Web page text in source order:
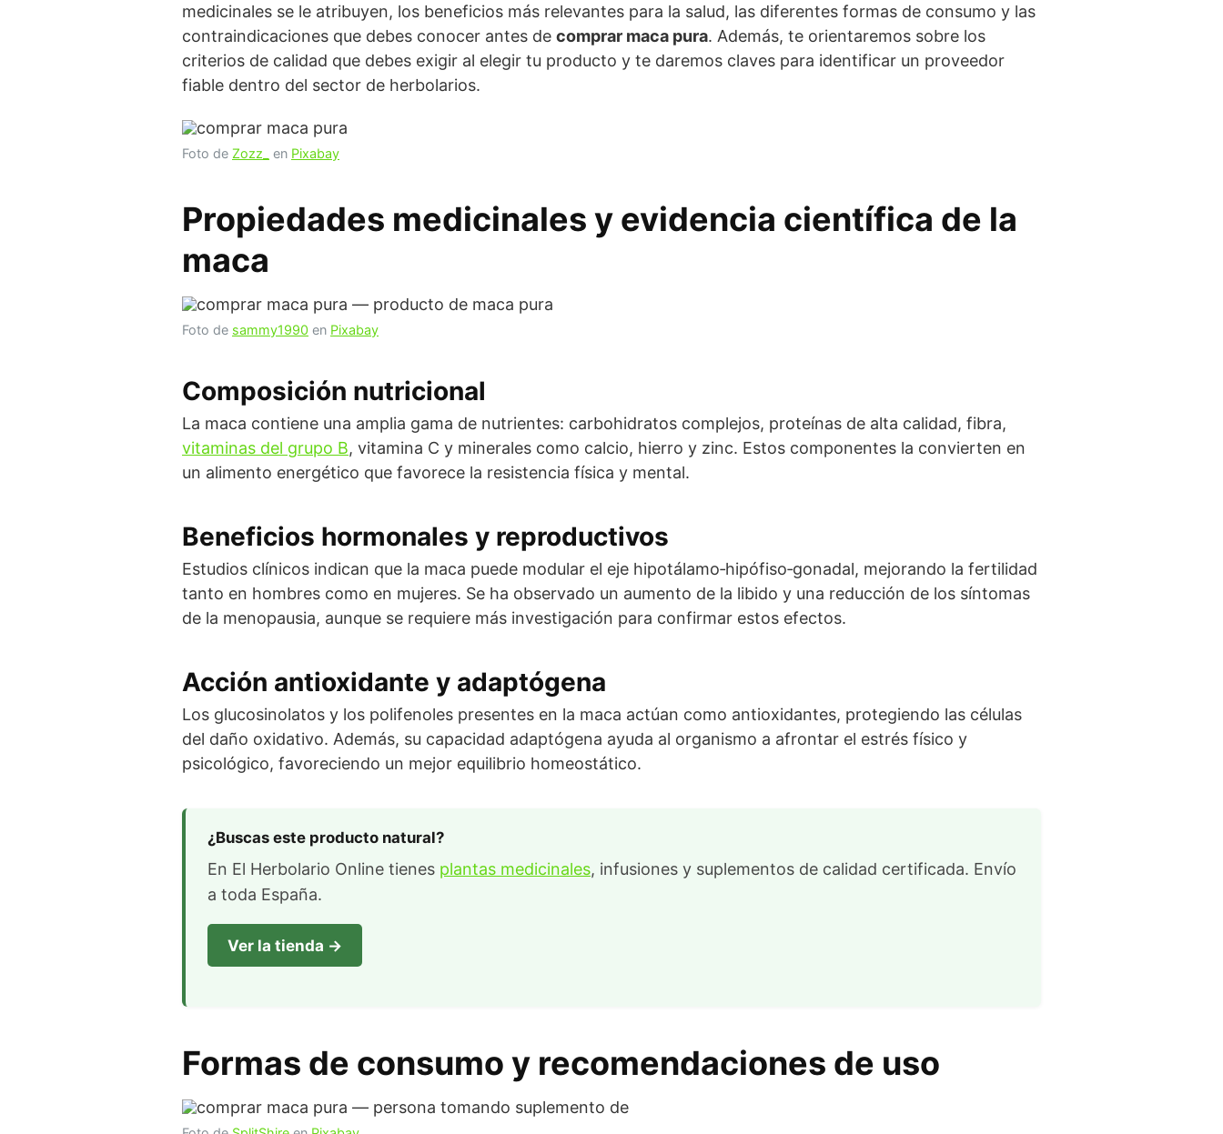
medicinales se le atribuyen, los beneficios más relevantes para la salud, las diferentes formas de consumo y las
contraindicaciones que debes conocer antes de comprar maca pura. Además, te orientaremos sobre los
criterios de calidad que debes exigir al elegir tu producto y te daremos claves para identificar un proveedor
fiable dentro del sector de herbolarios.
Foto de Zozz_ en Pixabay
Propiedades medicinales y evidencia científica de la
maca
Foto de sammy1990 en Pixabay
Composición nutricional
La maca contiene una amplia gama de nutrientes: carbohidratos complejos, proteínas de alta calidad, fibra,
vitaminas del grupo B, vitamina C y minerales como calcio, hierro y zinc. Estos componentes la convierten en
un alimento energético que favorece la resistencia física y mental.
Beneficios hormonales y reproductivos
Estudios clínicos indican que la maca puede modular el eje hipotálamo‑hipófiso‑gonadal, mejorando la fertilidad
tanto en hombres como en mujeres. Se ha observado un aumento de la libido y una reducción de los síntomas
de la menopausia, aunque se requiere más investigación para confirmar estos efectos.
Acción antioxidante y adaptógena
Los glucosinolatos y los polifenoles presentes en la maca actúan como antioxidantes, protegiendo las células
del daño oxidativo. Además, su capacidad adaptógena ayuda al organismo a afrontar el estrés físico y
psicológico, favoreciendo un mejor equilibrio homeostático.
¿Buscas este producto natural?
En El Herbolario Online tienes plantas medicinales, infusiones y suplementos de calidad certificada. Envío
a toda España.
Ver la tienda →
Formas de consumo y recomendaciones de uso